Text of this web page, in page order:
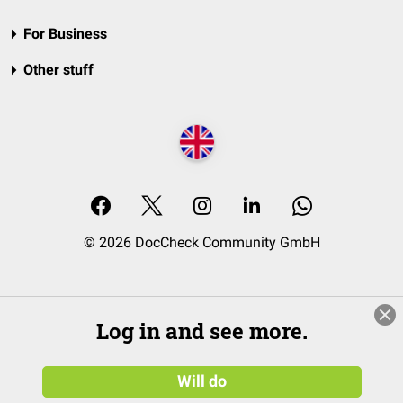
For Business
Other stuff
© 2026 DocCheck Community GmbH
Log in and see more.
Will do